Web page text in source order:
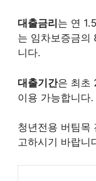
대출금리 는 연
는 임차보증금의
니다.
대출기간은 최초
이용 가능합니다.
청년전용 버팀목
고하시기 바랍니